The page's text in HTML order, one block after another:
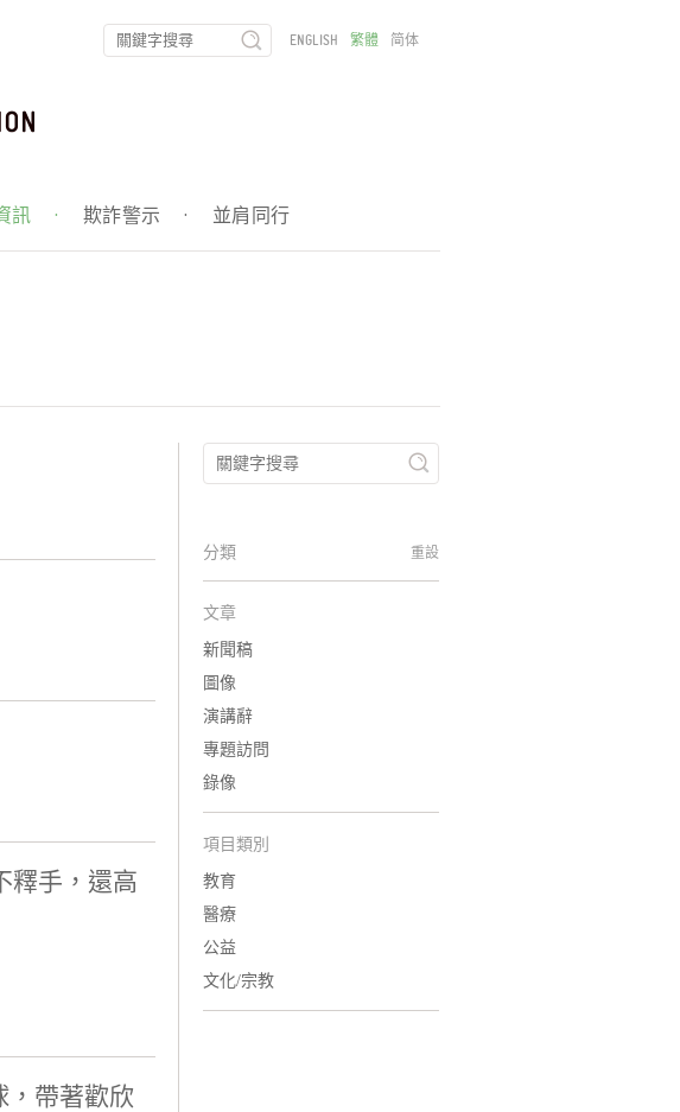
訊 · 欺詐警示 · 並肩同行
ENGLISH 繁體 简体
釋手，還高
，帶著歡欣
分類 重設
文章
新聞稿
圖像
演講辭
專題訪問
錄像
項目類別
教育
醫療
公益
文化/宗教